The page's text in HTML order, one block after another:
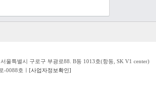
울특별시 구로구 부광로88. B동 1013호(항동, SK V1 center)
-0088호ㅣ [사업자정보확인]